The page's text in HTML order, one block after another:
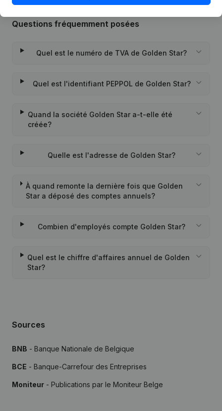
Questions fréquemment posées
Quel est le numéro de TVA de Golden Star?
Quel est l'identifiant PEPPOL de Golden Star?
Quand la société Golden Star a-t-elle été
créée?
Quelle est l'adresse de Golden Star?
À quand remonte la dernière fois que Golden
Star a déposé des comptes annuels?
Combien d'employés compte Golden Star?
Quel est le chiffre d'affaires annuel de Golden
Star?
Sources
BNB - Banque Nationale de Belgique
BCE - Banque-Carrefour des Entreprises
Moniteur - Publications par le Moniteur Belge